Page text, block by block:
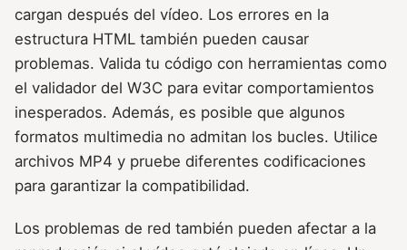
cargan después del vídeo. Los errores en la
estructura HTML también pueden causar
problemas. Valida tu código con herramientas como
el validador del W3C para evitar comportamientos
inesperados. Además, es posible que algunos
formatos multimedia no admitan los bucles. Utilice
archivos MP4 y pruebe diferentes codificaciones
para garantizar la compatibilidad.
Los problemas de red también pueden afectar a la